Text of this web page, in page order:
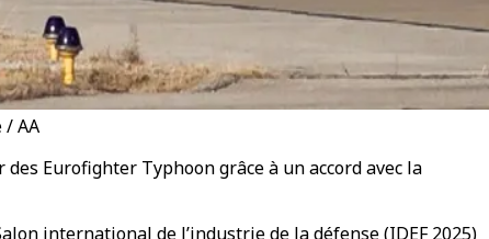
/ AA
Eurofighter Typhoon grâce à un accord avec la
international de l’industrie de la défense (IDEF 2025)